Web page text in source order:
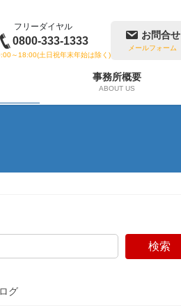
フリーダイヤル
0800-333-1333
～18:00(土日祝年末年始は除く)
お問合せ
メールフォーム
事務所概要
ABOUT US
検索
グ